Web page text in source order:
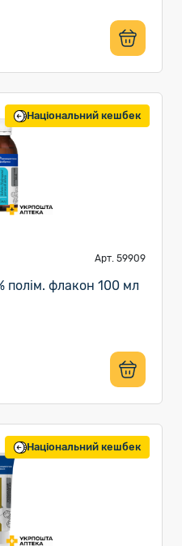
Національний кешбек
Арт. 59909
флакон 100 мл
Національний кешбек